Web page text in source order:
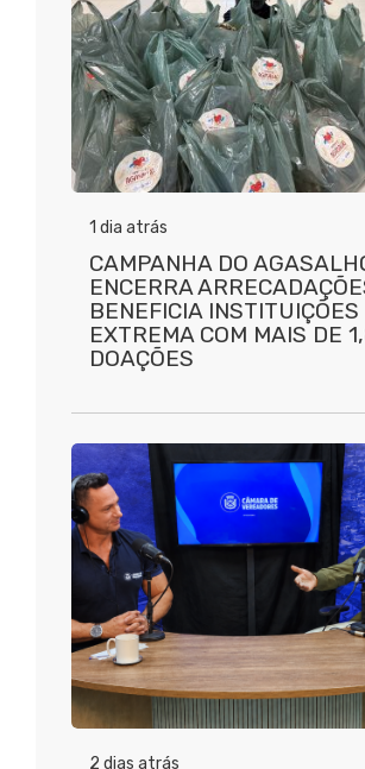
1 dia atrás
CAMPANHA DO
ENCERRA
BENEFICIA INSTITUIÇÕES
EXTREMA COM MAIS DE
DOAÇÕES
2 dias atrás